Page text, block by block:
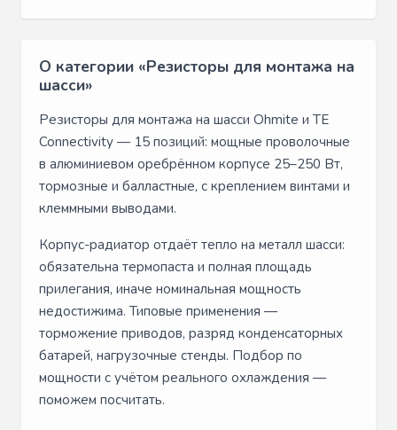
О категории «Резисторы для монтажа на
шасси»
Резисторы для монтажа на шасси Ohmite и TE
Connectivity — 15 позиций: мощные проволочные
в алюминиевом оребрённом корпусе 25–250 Вт,
тормозные и балластные, с креплением винтами и
клеммными выводами.
Корпус-радиатор отдаёт тепло на металл шасси:
обязательна термопаста и полная площадь
прилегания, иначе номинальная мощность
недостижима. Типовые применения —
торможение приводов, разряд конденсаторных
батарей, нагрузочные стенды. Подбор по
мощности с учётом реального охлаждения —
поможем посчитать.